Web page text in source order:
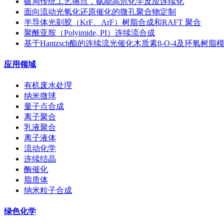
面向流动光氧化还原催化的微孔聚合物定制
半导体光刻胶（KrF、ArF）树脂合成和RAFT 聚合
聚酰亚胺（Polyimide, PI）连续流合成
基于Hantzsch酯的连续流光催化木质素β-O-4及环氧树脂
应用领域
有机废水处理
纳米微球
量子点合成
离子聚合
乳液聚合
离子液体
流动化学
连续结晶
酶催化
脂质体
纳米粒子合成
绿色化学